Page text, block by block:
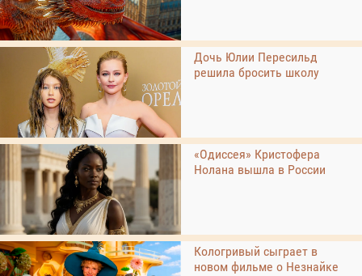
Дочь Юлии Пересильд
решила бросить школу
«Одиссея» Кристофера
Нолана вышла в России
Кологривый сыграет в
новом фильме о Незнайке